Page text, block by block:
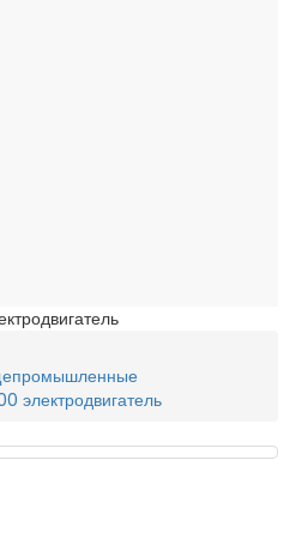
электродвигатель